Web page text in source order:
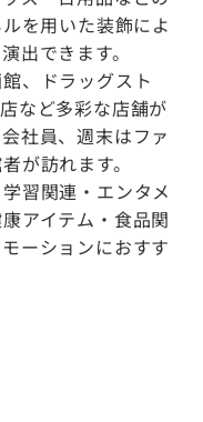
を用いた装飾によ
出できます。
、ドラッグスト
など多彩な店舗が
社員、週末はファ
が訪れます。
習関連・エンタメ
アイテム・食品関
ーションにおすす